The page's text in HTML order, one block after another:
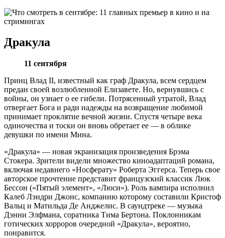
Дракула
11 сентября
Принц Влад II, известный как граф Дракула, всем сердцем
предан своей возлюбленной Елизавете. Но, вернувшись с
войны, он узнает о ее гибели. Потрясенный утратой, Влад
отвергает Бога и ради надежды на возвращение любимой
принимает проклятие вечной жизни. Спустя четыре века
одиночества и тоски он вновь обретает ее — в облике
девушки по имени Мина.
«Дракула» — новая экранизация произведения Брэма
Стокера. Зрители видели множество киноадаптаций романа,
включая недавнего «Носферату» Роберта Эггерса. Теперь свое
авторское прочтение представит французский классик Люк
Бессон («Пятый элемент», «Люси»). Роль вампира исполнил
Калеб Лэндри Джонс, компанию которому составили Кристоф
Вальц и Матильда Де Анджелис. В саундтреке — музыка
Дэнни Элфмана, соратника Тима Бертона. Поклонникам
готических хорроров очередной «Дракула», вероятно,
понравится.